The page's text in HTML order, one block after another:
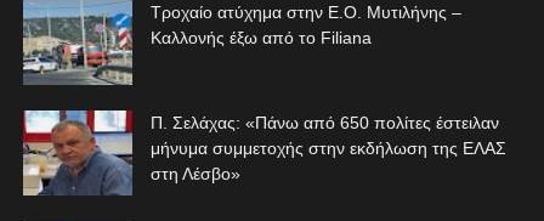
Τροχαίο ατύχημα στην Ε.Ο. Μυτιλήνης –
Καλλονής έξω από το Filiana
Π. Σελάχας: «Πάνω από 650 πολίτες έστειλαν
μήνυμα συμμετοχής στην εκδήλωση της ΕΛΑΣ
στη Λέσβο»